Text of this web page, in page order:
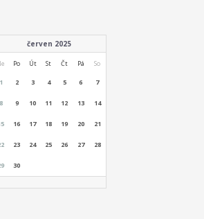
červen 2025
Po Út St Čt Pá So
1 2 3 4 5 6 7
8 9 10 11 12 13 14
16 17 18 19 20 21
23 24 25 26 27 28
30